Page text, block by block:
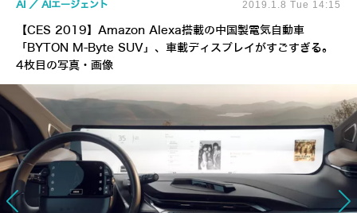
【CES 2019】Amazon Alexa搭載の中国製電気自動車
「BYTON M-Byte SUV」、車載ディスプレイがすごすぎる。
4枚目の写真・画像
AI AIエージェント 2019.1.8 Tue 14:15